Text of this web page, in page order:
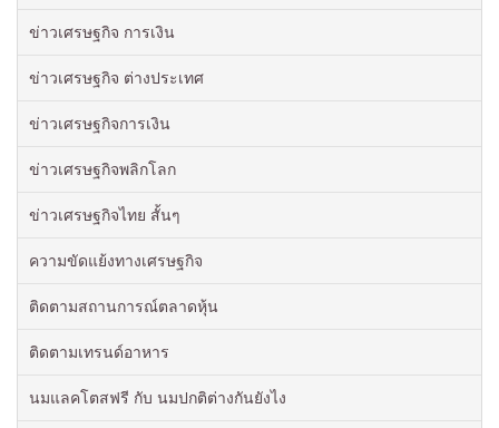
ข่าวเศรษฐกิจ การเงิน
ข่าวเศรษฐกิจ ต่างประเทศ
ข่าวเศรษฐกิจการเงิน
ข่าวเศรษฐกิจพลิกโลก
ข่าวเศรษฐกิจไทย สั้นๆ
ความขัดแย้งทางเศรษฐกิจ
ติดตามสถานการณ์ตลาดหุ้น
ติดตามเทรนด์อาหาร
นมแลคโตสฟรี กับ นมปกติต่างกันยังไง